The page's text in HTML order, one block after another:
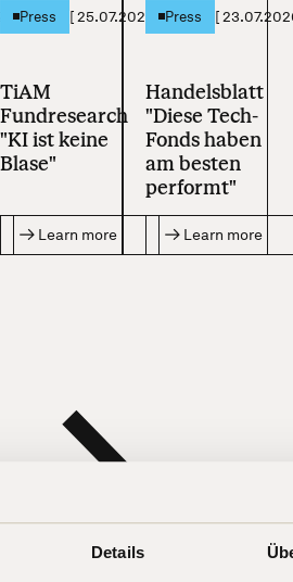
Details
]Press [25.07.2026 ]
TiAM
Fundresearch
"KI ist keine
Blase"
Learn more
Press [
Handelsblatt
"Diese Tech-
Fonds haben
am besten
performt"
Learn more